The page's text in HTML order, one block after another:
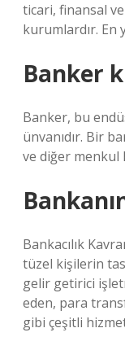
ticari, finansal
kurumlardır. En
Banker
Banker, bu
ünvanıdır. Bir
ve diğer menkul
Bankacılık
tüzel kişilerin
gelir getirici
eden, para
gibi çeşitli